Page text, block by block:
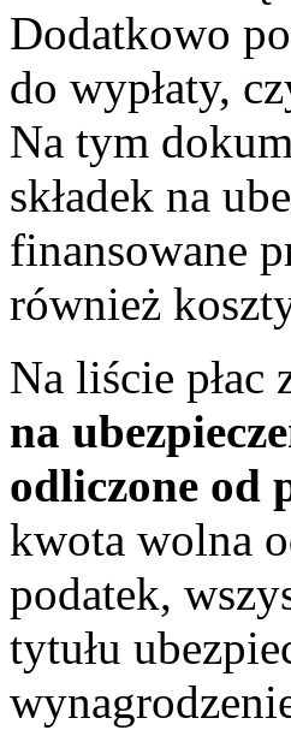
Dodatkowo
do wypłaty,
Na tym
składek na
finansowane
również
Na liście
na
odliczone od
kwota wolna
podatek,
tytułu